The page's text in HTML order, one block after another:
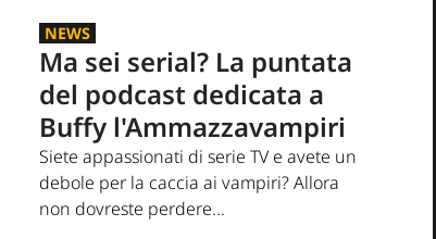
NEWS
Ma sei serial? La puntata
del podcast dedicata a
Buffy l'Ammazzavampiri
Siete appassionati di serie TV e avete un
debole per la caccia ai vampiri? Allora
non dovreste perdere...